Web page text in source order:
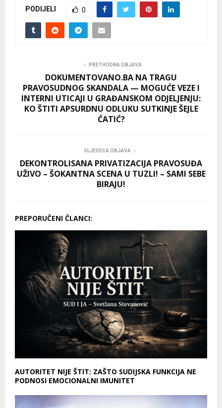
PODIJELI 0
PRETHODNA OBJAVA
DOKUMENTOVANO.BA NA TRAGU
PRAVOSUDNOG SKANDALA — MOGUĆE VEZE I
INTERNI UTICAJI U GRAĐANSKOM ODJELJENJU:
KO ŠTITI APSURDNU ODLUKU SUTKINJE ŠEJLE
ĆATIĆ?
SLJEDEĆA OBJAVA
DEKONTROLISANA PRIVATIZACIJA PRAVOSUĐA
UŽIVO – ŠOKANTNA SCENA U TUZLI! – SAMI SEBE
BIRAJU!
PREPORUČENI ČLANCI:
AUTORITET NIJE ŠTIT: ZAŠTO SUDIJSKA FUNKCIJA NE
PODNOSI EMOCIONALNI IMUNITET